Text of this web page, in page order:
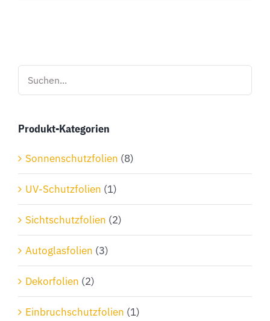
Die
können
Produktseite
gewählt
werden
Produkt-Kategorien
Sonnenschutzfolien (8)
UV-Schutzfolien (1)
Sichtschutzfolien (2)
Autoglasfolien (3)
Dekorfolien (2)
Einbruchschutzfolien (1)